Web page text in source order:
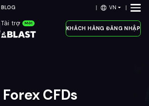
BLOG VN
Tài trợ Mới
KHÁCH HÀNG ĐĂNG NHẬP
Forex CFDs